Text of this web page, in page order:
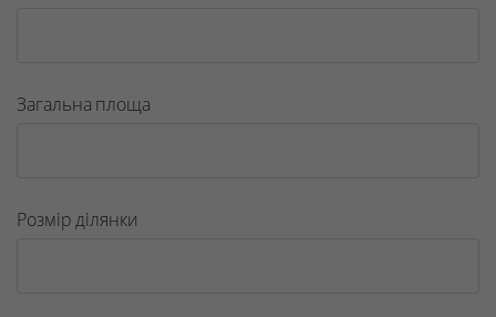
Загальна площа
Розмір ділянки